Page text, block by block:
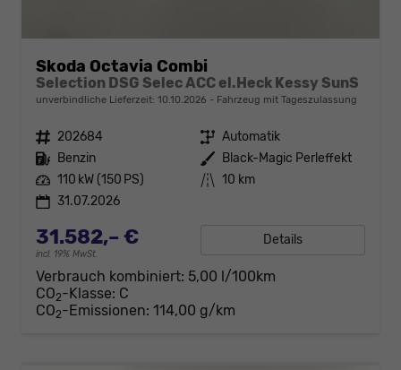
Skoda Octavia Combi
Selection DSG Selec ACC el.Heck Kessy SunS
unverbindliche Lieferzeit: 10.10.2026 Fahrzeug mit Tageszulassung
Fahrzeugnr. 202684 Getriebe Automatik
Kraftstoff Benzin Außenfarbe Black-Magic Perleffekt
Leistung 110 kW (150 PS) Kilometerstand 10 km
31.07.2026
31.582,– €
incl. 19% MwSt.
Details
Verbrauch kombiniert: 5,00 l/100km
CO2-Klasse: C
CO2-Emissionen: 114,00 g/km